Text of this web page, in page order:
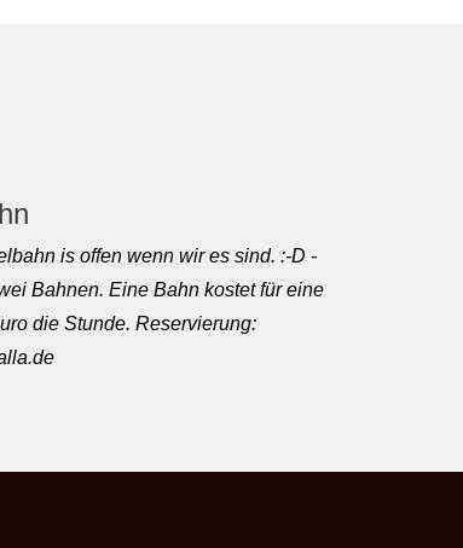
is offen wenn wir es sind. :-D -
Bahnen. Eine Bahn kostet für eine
die Stunde. Reservierung: